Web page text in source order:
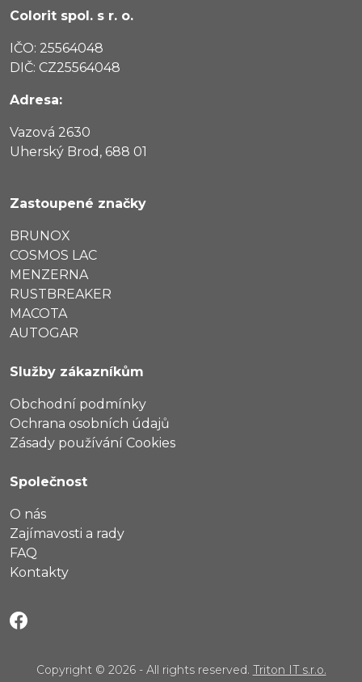
Colorit spol. s r. o.
IČO: 25564048
DIČ: CZ25564048
Adresa:
Vazová 2630
Uherský Brod, 688 01
Zastoupené značky
BRUNOX
COSMOS LAC
MENZERNA
RUSTBREAKER
MACOTA
AUTOGAR
Služby zákazníkům
Obchodní podmínky
Ochrana osobních údajů
Zásady používání Cookies
Společnost
O nás
Zajímavosti a rady
FAQ
Kontakty
Copyright © 2026 - All rights reserved. Triton IT s.r.o.